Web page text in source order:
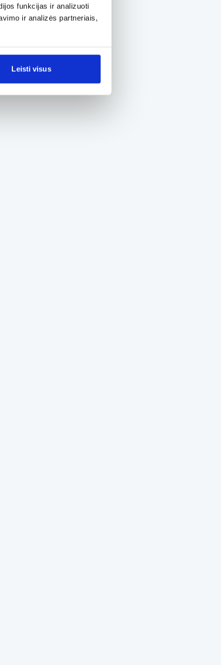
funkcijas ir analizuoti
ir analizės partneriais,
Leisti visus